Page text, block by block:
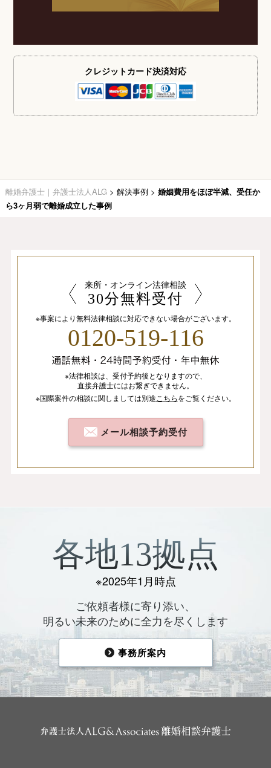
クレジットカード決済対応
離婚弁護士｜弁護士法人ALG > 解決事例 > 婚姻費用をほぼ半減、受任か
ら3ヶ月弱で離婚成立した事例
来所・オンライン法律相談
30分無料受付
※事案により無料法律相談に対応できない場合がございます。
0120-519-116
※法律相談は、 受付予約後となりますので、
直接弁護士にはお繋ぎできません。
※国際案件の相談に関しましては別途 こちらをご覧ください。
メール相談予約受付
各地13拠点
※2025年1月時点
ご依頼者様に寄り添い、
明るい未来のために全力を尽くします
事務所案内